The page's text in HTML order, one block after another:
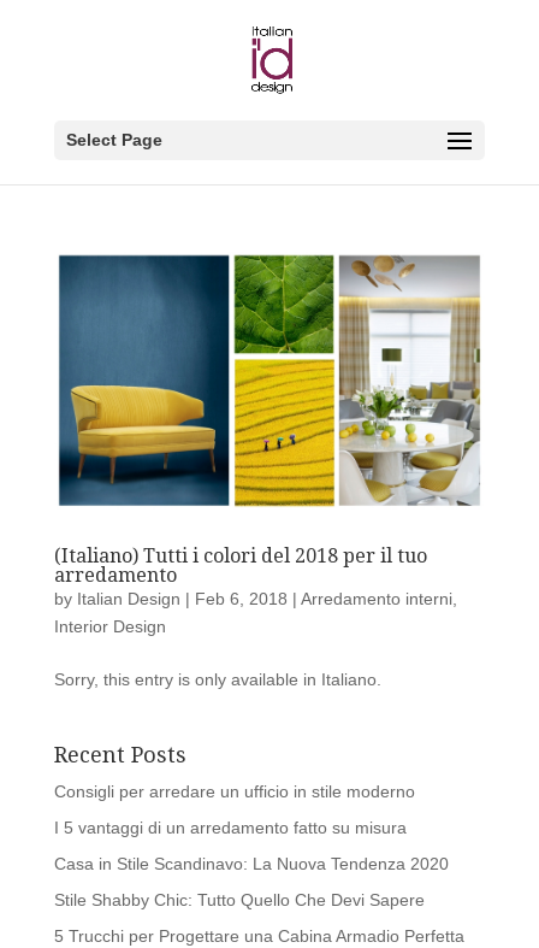
Select Page
(Italiano) Tutti i colori del 2018 per il tuo
arredamento
by Italian Design | Feb 6, 2018 | Arredamento interni,
Interior Design
Sorry, this entry is only available in Italiano.
Recent Posts
Consigli per arredare un ufficio in stile moderno
I 5 vantaggi di un arredamento fatto su misura
Casa in Stile Scandinavo: La Nuova Tendenza 2020
Stile Shabby Chic: Tutto Quello Che Devi Sapere
5 Trucchi per Progettare una Cabina Armadio Perfetta